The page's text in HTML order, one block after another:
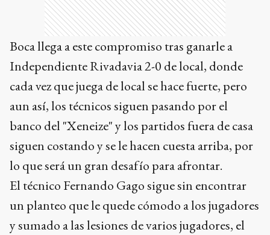
Boca llega a este compromiso tras ganarle a
Independiente Rivadavia 2-0 de local, donde
cada vez que juega de local se hace fuerte, pero
aun así, los técnicos siguen pasando por el
banco del "Xeneize" y los partidos fuera de casa
siguen costando y se le hacen cuesta arriba, por
lo que será un gran desafío para afrontar.
El técnico Fernando Gago sigue sin encontrar
un planteo que le quede cómodo a los jugadores
y sumado a las lesiones de varios jugadores, el